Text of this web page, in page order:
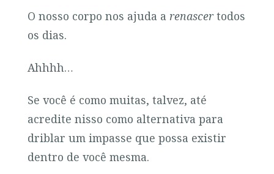
O nosso corpo nos ajuda a renascertodos
os dias.
Ahhhh…
Se você é como muitas, talvez, até
acredite nisso como alternativa para
driblar um impasse que possa existir
dentro de você mesma.